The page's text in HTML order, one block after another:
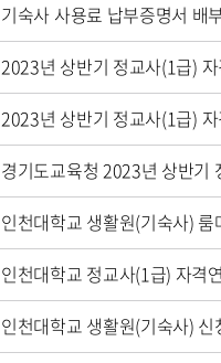
기숙사 사용료 납부증명서 배
2023년 상반기 정교사(1급)
2023년 상반기 정교사(1급)
경기도교육청 2023년 상반기
인천대학교 생활원(기숙사)
인천대학교 정교사(1급) 자격
인천대학교 생활원(기숙사)